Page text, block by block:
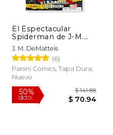
El Espectacular
Spiderman de J-M.
Dematteis y sal
Buscema
J. M. DeMatteis
(6)
Panini Comics, Tapa Dura,
Nuevo